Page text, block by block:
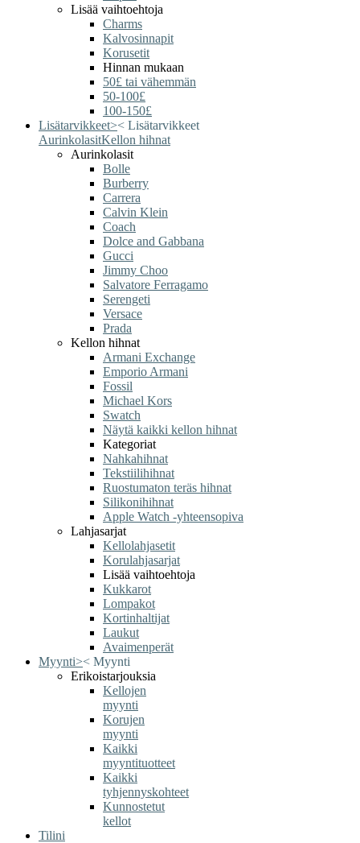
Lisää vaihtoehtoja
Charms
Kalvosinnapit
Korusetit
Hinnan mukaan
50£ tai vähemmän
50-100£
100-150£
Lisätarvikkeet>< Lisätarvikkeet
AurinkolasitKellon hihnat
Aurinkolasit
Bolle
Burberry
Carrera
Calvin Klein
Coach
Dolce and Gabbana
Gucci
Jimmy Choo
Salvatore Ferragamo
Serengeti
Versace
Prada
Kellon hihnat
Armani Exchange
Emporio Armani
Fossil
Michael Kors
Swatch
Näytä kaikki kellon hihnat
Kategoriat
Nahkahihnat
Tekstiilihihnat
Ruostumaton teräs hihnat
Silikonihihnat
Apple Watch -yhteensopiva
Lahjasarjat
Kellolahjasetit
Korulahjasarjat
Lisää vaihtoehtoja
Kukkarot
Lompakot
Kortinhaltijat
Laukut
Avaimenperät
Myynti>< Myynti
Erikoistarjouksia
Kellojen
myynti
Korujen
myynti
Kaikki
myyntituotteet
Kaikki
tyhjennyskohteet
Kunnostetut
kellot
Tilini